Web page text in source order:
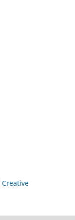
Creative